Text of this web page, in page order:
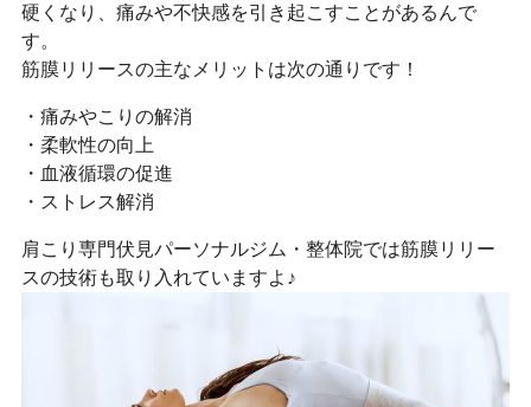
硬くなり、痛みや不快感を引き起こすことがあるんで
す。
筋膜リリースの主なメリットは次の通りです！
・痛みやこりの解消
・柔軟性の向上
・血液循環の促進
・ストレス解消
肩こり専門伏見パーソナルジム・整体院では筋膜リリー
スの技術も取り入れていますよ♪